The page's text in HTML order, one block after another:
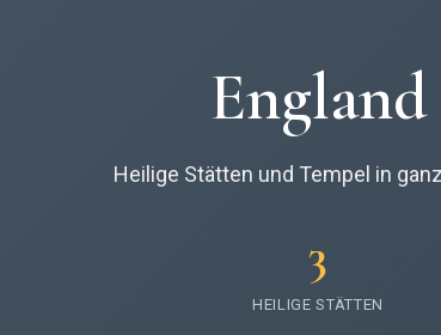
England
Heilige Stätten und Tempel in
3
HEILIGE STÄTTEN